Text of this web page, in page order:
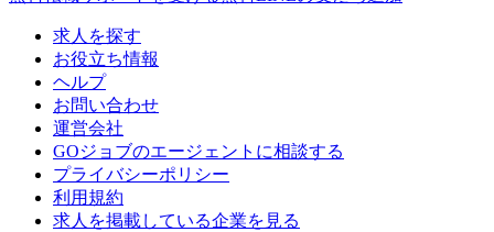
求人を探す
お役立ち情報
ヘルプ
お問い合わせ
運営会社
GOジョブのエージェントに相談する
プライバシーポリシー
利用規約
求人を掲載している企業を見る